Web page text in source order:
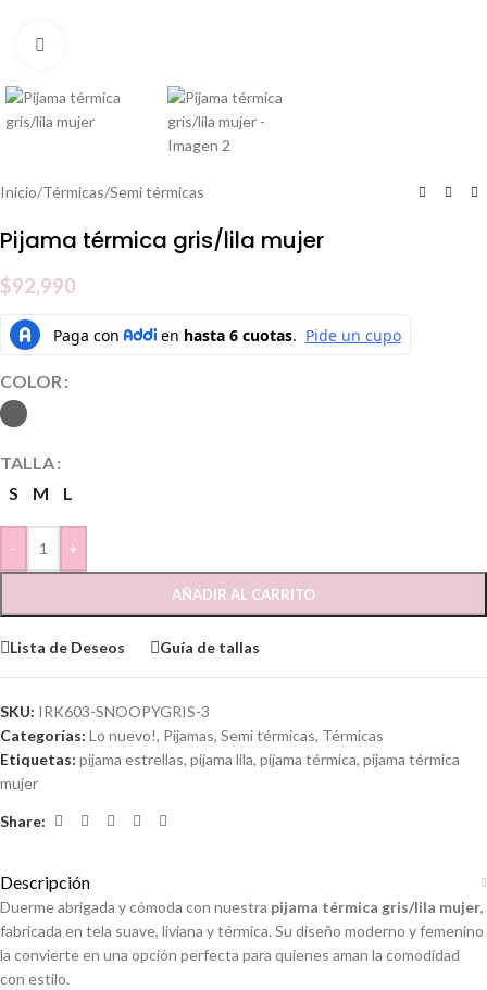
Inicio/Térmicas/Semi térmicas
Pijama térmica gris/lila mujer
$92,990
COLOR
TALLA
S
M L
- +
AÑADIR AL CARRITO
Lista de Deseos Guía de tallas
SKU: IRK603-SNOOPYGRIS-3
Categorías: Lo nuevo!, Pijamas, Semi térmicas, Térmicas
Etiquetas: pijama estrellas, pijama lila, pijama térmica, pijama térmica
mujer
Share:
Descripción
Duerme abrigada y cómoda con nuestra pijama térmica gris/lila mujer,
fabricada en tela suave, liviana y térmica. Su diseño moderno y femenino
la convierte en una opción perfecta para quienes aman la comodidad
con estilo.